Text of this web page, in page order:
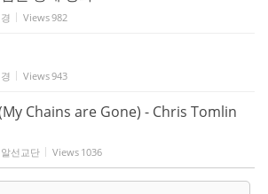
Views982
Views943
Chains are Gone) - Chris Tomlin
선교단 Views 1036